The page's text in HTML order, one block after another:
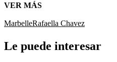
VER MÁS
MarbelleRafaella Chavez
Le puede interesar